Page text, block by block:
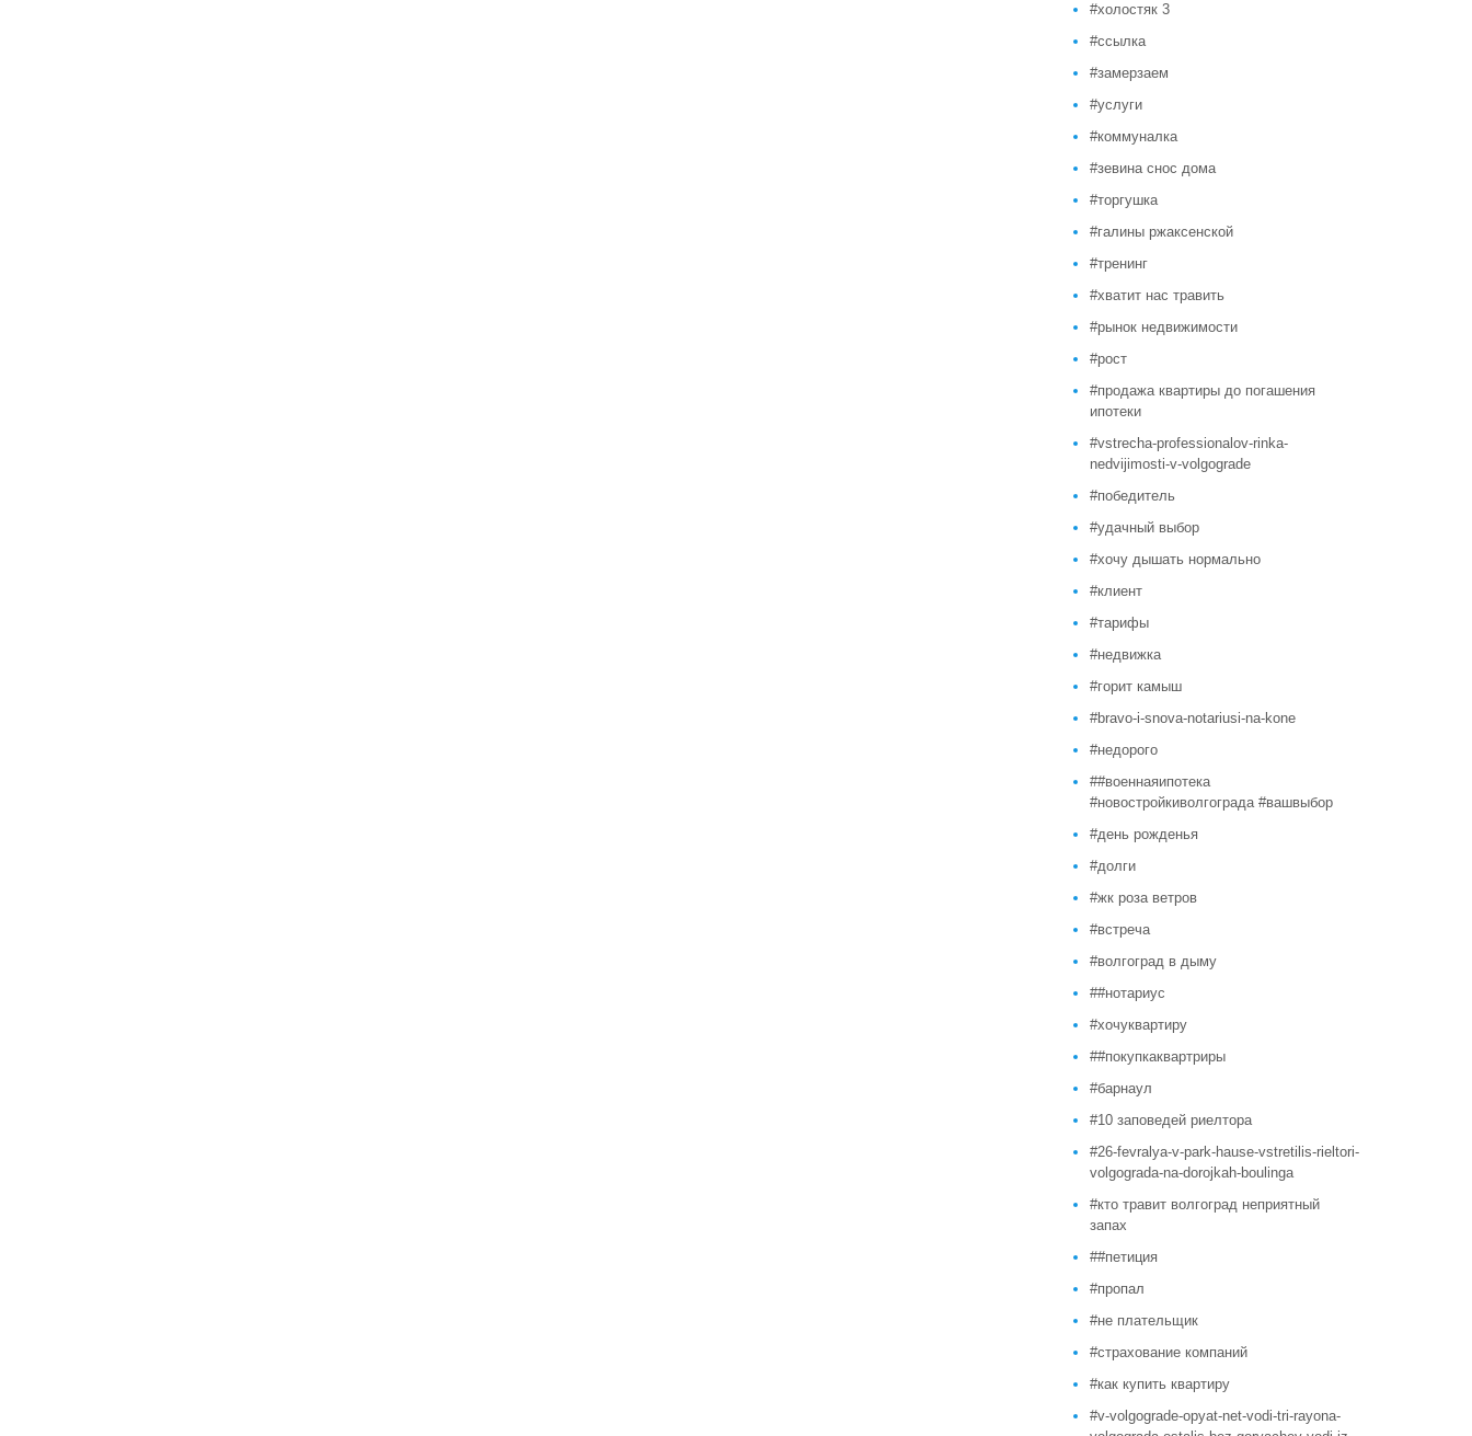
#холостяк 3
#ссылка
#замерзаем
#услуги
#коммуналка
#зевина снос дома
#торгушка
#галины ржаксенской
#тренинг
#хватит нас травить
#рынок недвижимости
#рост
#продажа квартиры до погашения
ипотеки
#vstrecha-professionalov-rinka-
nedvijimosti-v-volgograde
#победитель
#удачный выбор
#хочу дышать нормально
#клиент
#тарифы
#недвижка
#горит камыш
#bravo-i-snova-notariusi-na-kone
#недорого
##военнаяипотека
#новостройкиволгограда #вашвыбор
#день рожденья
#долги
#жк роза ветров
#встреча
#волгоград в дыму
##нотариус
#хочуквартиру
##покупкаквартриры
#барнаул
#10 заповедей риелтора
#26-fevralya-v-park-hause-vstretilis-rieltori-
volgograda-na-dorojkah-boulinga
#кто травит волгоград неприятный
запах
##петиция
#пропал
#не плательщик
#страхование компаний
#как купить квартиру
#v-volgograde-opyat-net-vodi-tri-rayona-